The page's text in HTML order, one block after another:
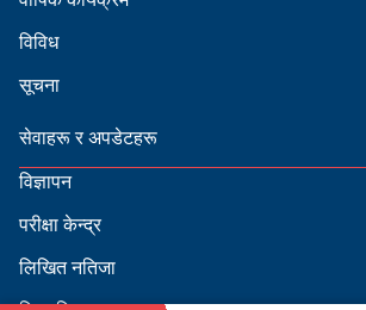
विविध
सूचना
सेवाहरू र अपडेटहरू
विज्ञापन
परीक्षा केन्द्र
लिखित नतिजा